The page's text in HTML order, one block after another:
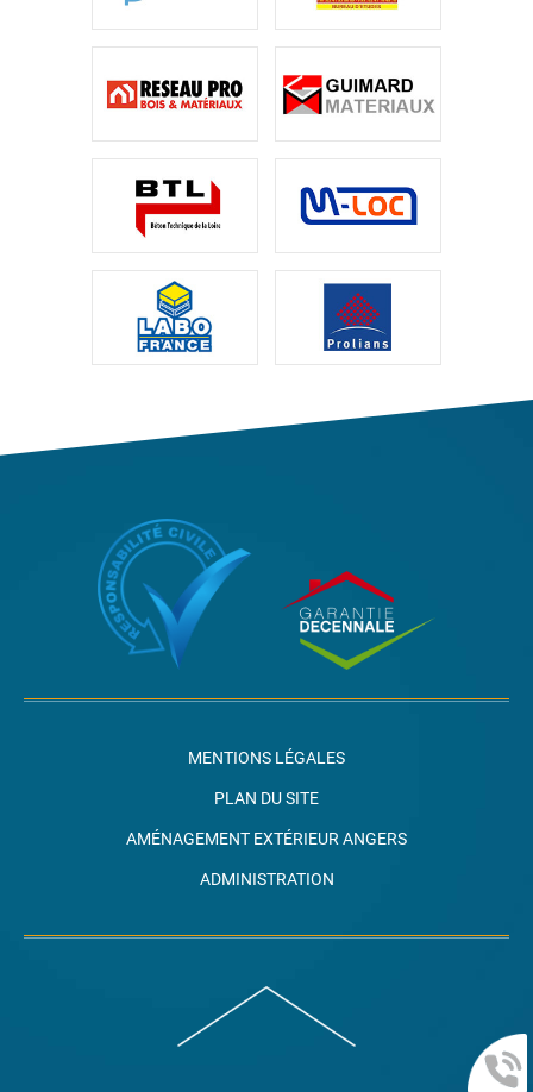
MENTIONS LÉGALES
PLAN DU SITE
AMÉNAGEMENT EXTÉRIEUR ANGERS
ADMINISTRATION